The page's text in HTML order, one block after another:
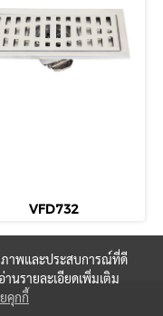
VFD732
ภาพและประสบการณ์ที่ดี
นรายละเอียดเพิ่มเติม
คุกกี้